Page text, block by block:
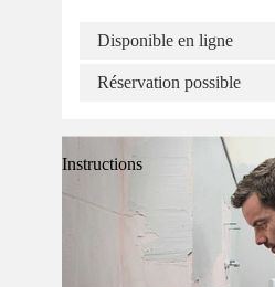
Disponible en ligne
Réservation possible
Instructions